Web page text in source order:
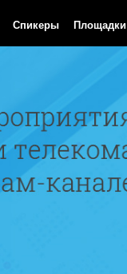
Спикеры Площадки